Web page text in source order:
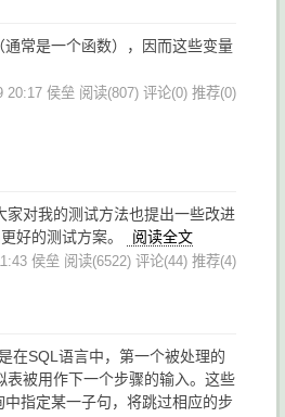
通常是一个函数），因而这些变量
20:17 侯垒 阅读(807) 评论(0) 推荐(0)
家对我的测试方法也提出一些改进
好的测试方案。
阅读全文
侯垒 阅读(6522) 评论(44) 推荐(4)
在SQL语言中，第一个被处理的
被用作下一个步骤的输入。这些
指定某一子句，将跳过相应的步